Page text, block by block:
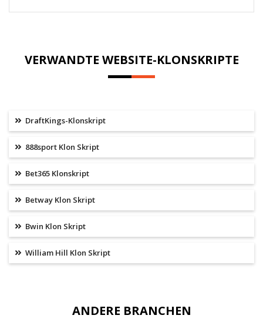
VERWANDTE WEBSITE-KLONSKRIPTE
DraftKings-Klonskript
888sport Klon Skript
Bet365 Klonskript
Betway Klon Skript
Bwin Klon Skript
William Hill Klon Skript
ANDERE BRANCHEN